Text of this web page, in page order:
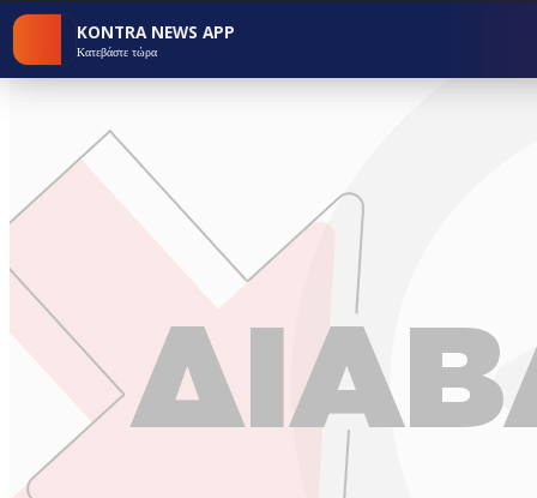
KONTRA NEWS APP
Κατεβάστε τώρα